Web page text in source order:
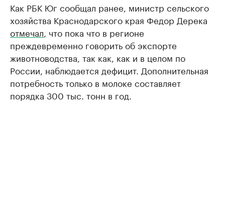
Как РБК Юг сообщал ранее, министр сельского
хозяйства Краснодарского края Федор Дерека
отмечал , что пока что в регионе
преждевременно говорить об экспорте
животноводства, так как, как и в целом по
России, наблюдается дефицит. Дополнительная
потребность только в молоке составляет
порядка 300 тыс. тонн в год.